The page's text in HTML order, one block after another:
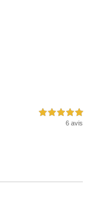
5,0 étoiles sur 5
6 avis